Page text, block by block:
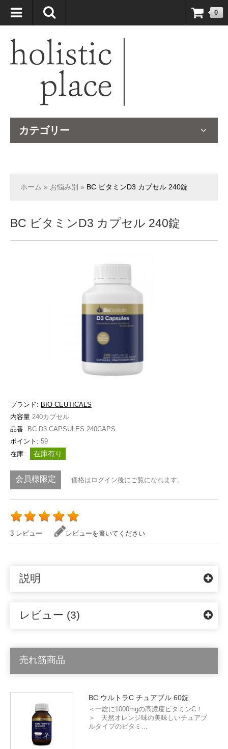
自然療法大国のオーストラリアより、臨床経験＆知識の豊富なナチュ
ロパスが厳選したサプリメントや ナチュラルグッズをお届けします！
0
カテゴリー
ホーム » お悩み別 » BC ビタミンD3 カプセル 240錠
BC ビタミンD3 カプセル 240錠
ブランド: BIO CEUTICALS
内容量 240カプセル
品番: BC D3 CAPSULES 240CAPS
ポイント: 59
在庫:
在庫有り
会員様限定 価格はログイン後にご覧になれます。
3 レビュー レビューを書いてください
説明
レビュー (3)
売れ筋商品
BC ウルトラC チュアブル 60錠
＜一錠に1000mgの高濃度ビタミンC！
＞ 天然オレンジ味の美味しいチュアブ
ルタイプのビタミ...